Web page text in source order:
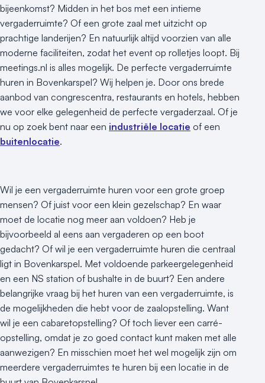
bijeenkomst? Midden in het bos met een intieme
vergaderruimte? Of een grote zaal met uitzicht op
prachtige landerijen? En natuurlijk altijd voorzien van alle
moderne faciliteiten, zodat het event op rolletjes loopt. Bij
meetings.nl is alles mogelijk. De perfecte vergaderruimte
huren in Bovenkarspel? Wij helpen je. Door ons brede
aanbod van congrescentra, restaurants en hotels, hebben
we voor elke gelegenheid de perfecte vergaderzaal. Of je
nu op zoek bent naar een industriële locatie of een
buitenlocatie.
Wil je een vergaderruimte huren voor een grote groep
mensen? Of juist voor een klein gezelschap? En waar
moet de locatie nog meer aan voldoen? Heb je
bijvoorbeeld al eens aan vergaderen op een boot
gedacht? Of wil je een vergaderruimte huren die centraal
ligt in Bovenkarspel. Met voldoende parkeergelegenheid
en een NS station of bushalte in de buurt? Een andere
belangrijke vraag bij het huren van een vergaderruimte, is
de mogelijkheden die hebt voor de zaalopstelling. Want
wil je een cabaretopstelling? Of toch liever een carré-
opstelling, omdat je zo goed contact kunt maken met alle
aanwezigen? En misschien moet het wel mogelijk zijn om
meerdere vergaderruimtes te huren bij een locatie in de